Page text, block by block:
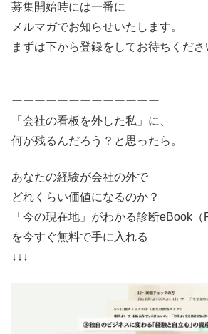
募集開始時には一番に
メルマガでお知らせいたします。
まずは下から登録をしてお待ちくだ
ーーーーーーーーーーーーー
「会社の看板を外した私」に、
何が残るんだろう？と思ったら。
あなたの経験が会社の外で
どれくらい価値になるのか？
「今の現在地」がわかる診断eBook（
を今すぐ無料で手に入れる
↓↓↓